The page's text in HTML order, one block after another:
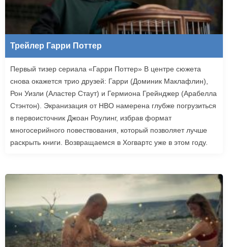
Трейлер Гарри Поттер
Первый тизер сериала «Гарри Поттер» В центре сюжета
снова окажется трио друзей: Гарри (Доминик Маклафлин),
Рон Уизли (Аластер Стаут) и Гермиона Грейнджер (Арабелла
Стэнтон). Экранизация от HBO намерена глубже погрузиться
в первоисточник Джоан Роулинг, избрав формат
многосерийного повествования, который позволяет лучше
раскрыть книги. Возвращаемся в Хогвартс уже в этом году.